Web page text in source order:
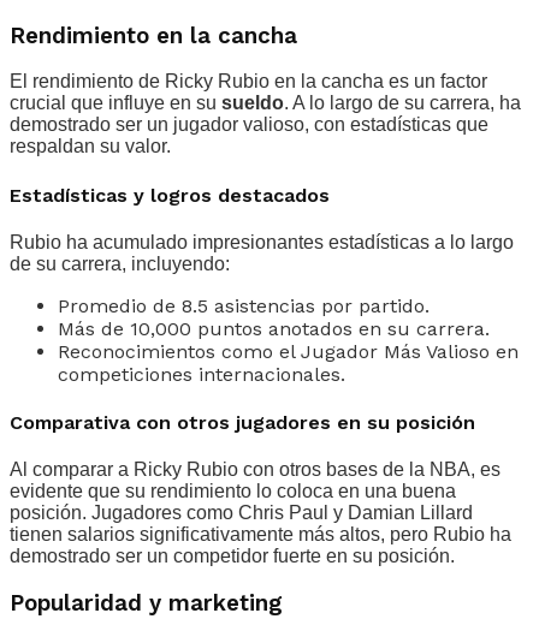
Rendimiento en la cancha
El rendimiento de Ricky Rubio en la cancha es un factor
crucial que influye en su sueldo. A lo largo de su carrera, ha
demostrado ser un jugador valioso, con estadísticas que
respaldan su valor.
Estadísticas y logros destacados
Rubio ha acumulado impresionantes estadísticas a lo largo
de su carrera, incluyendo:
Promedio de 8.5 asistencias por partido.
Más de 10,000 puntos anotados en su carrera.
Reconocimientos como el Jugador Más Valioso en
competiciones internacionales.
Comparativa con otros jugadores en su posición
Al comparar a Ricky Rubio con otros bases de la NBA, es
evidente que su rendimiento lo coloca en una buena
posición. Jugadores como Chris Paul y Damian Lillard
tienen salarios significativamente más altos, pero Rubio ha
demostrado ser un competidor fuerte en su posición.
Popularidad y marketing